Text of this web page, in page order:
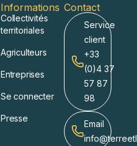
Informations
Collectivités
territoriales
Agriculteurs
Entreprises
Se connecter
Presse
Contact
Service
client
+33
(0)4 37
57 87
98
Email